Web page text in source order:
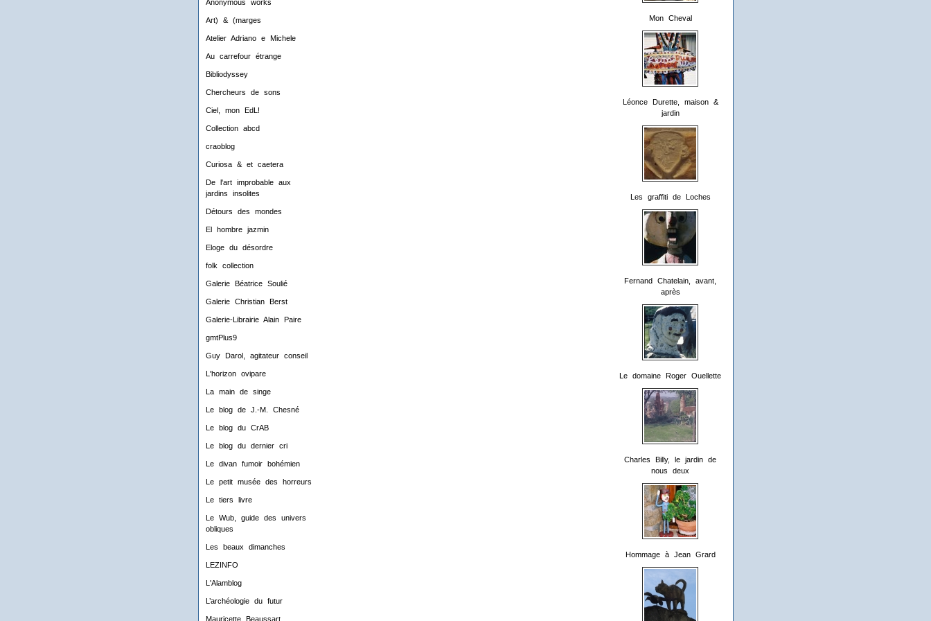
Anonymous works
Art) & (marges
Atelier Adriano e Michele
Au carrefour étrange
Bibliodyssey
Chercheurs de sons
Ciel, mon EdL!
Collection abcd
craoblog
Curiosa & et caetera
De l'art improbable aux
jardins insolites
Détours des mondes
El hombre jazmin
Eloge du désordre
folk collection
Galerie Béatrice Soulié
Galerie Christian Berst
Galerie-Librairie Alain Paire
gmtPlus9
Guy Darol, agitateur conseil
L'horizon ovipare
La main de singe
Le blog de J.-M. Chesné
Le blog du CrAB
Le blog du dernier cri
Le divan fumoir bohémien
Le petit musée des horreurs
Le tiers livre
Le Wub, guide des univers
obliques
Les beaux dimanches
LEZINFO
L'Alamblog
L’archéologie du futur
Mauricette Beaussart
Mon Cheval
Léonce Durette, maison &
jardin
Les graffiti de Loches
Fernand Chatelain, avant,
après
Le domaine Roger Ouellette
Charles Billy, le jardin de
nous deux
Hommage à Jean Grard